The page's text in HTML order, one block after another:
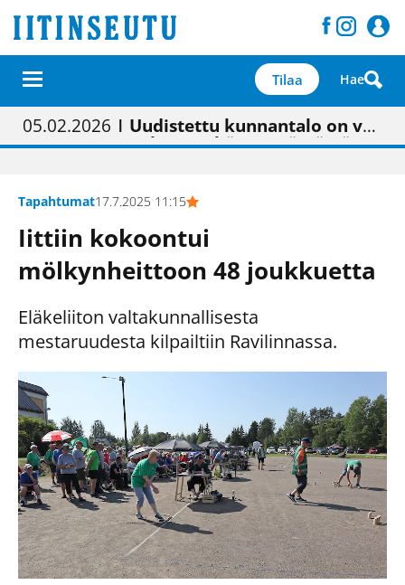
Tilaa Hae
01.02.2026 | Painon vaihtumisen pitäisi näkyä hieman parempana painojäljen laatuna lehdessä
05.02.2026 | Uudistettu kunnantalo on valoisa
23.04.2026 | “Olemme käynnistämässä uudelleen keskustavisiotyön”
09.05.2026| "Maalla on totuttu elämään omavaraisemmin kuin kaupungissa"
Tapahtumat17.7.2025 11:15
Iittiin kokoontui
mölkynheittoon 48 joukkuetta
Eläkeliiton valtakunnallisesta
mestaruudesta kilpailtiin Ravilinnassa.